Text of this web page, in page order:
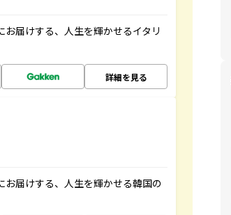
届けする、人生を輝かせるイタリ
詳細を見る
届けする、人生を輝かせる韓国の